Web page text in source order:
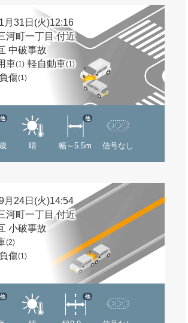
月31日(火)12:16
河町一丁目 付近
中破事故
車(1) 軽自動車(1)
負傷(1)
他
晴 幅～5.5m
他
信号なし
月24日(火)14:54
河町一丁目 付近
小破事故
(2)
負傷(1)
他 他